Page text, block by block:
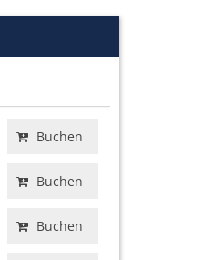
Buchen
Buchen
Buchen